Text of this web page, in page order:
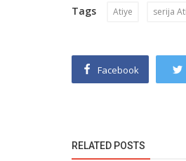
Tags Atiye serija
Facebook
RELATED POSTS